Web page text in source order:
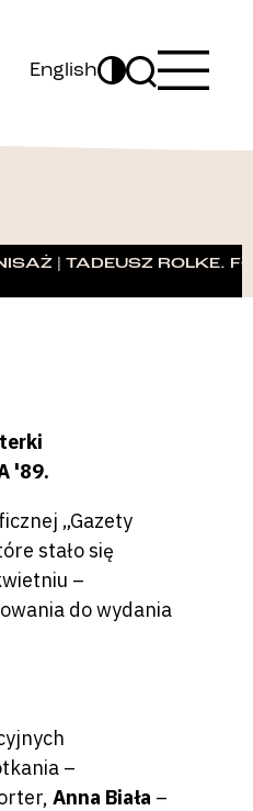
English
WARSZAWSKIE
| TADEUSZ ROLKE.
'89.
„Gazety
stało się
–
do wydania
–
Anna Biała –